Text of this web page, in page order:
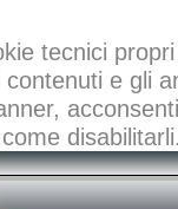
tecnici
contenuti e gli